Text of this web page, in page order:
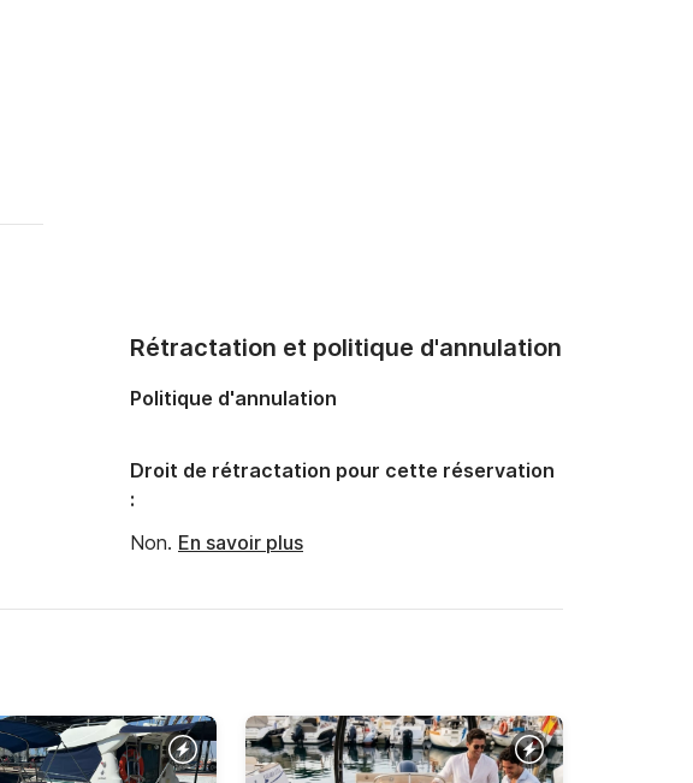
Rétractation et politique d'annulation
Politique d'annulation
Droit de rétractation pour cette réservation
:
Non. En savoir plus